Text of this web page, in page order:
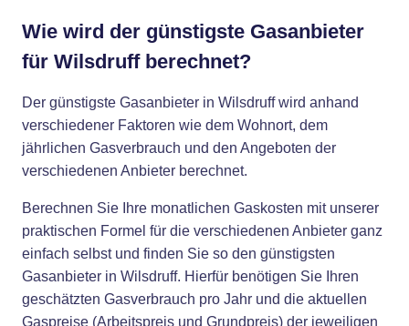
Wie wird der günstigste Gasanbieter
für Wilsdruff berechnet?
Der günstigste Gasanbieter in Wilsdruff wird anhand
verschiedener Faktoren wie dem Wohnort, dem
jährlichen Gasverbrauch und den Angeboten der
verschiedenen Anbieter berechnet.
Berechnen Sie Ihre monatlichen Gaskosten mit unserer
praktischen Formel für die verschiedenen Anbieter ganz
einfach selbst und finden Sie so den günstigsten
Gasanbieter in Wilsdruff. Hierfür benötigen Sie Ihren
geschätzten Gasverbrauch pro Jahr und die aktuellen
Gaspreise (Arbeitspreis und Grundpreis) der jeweiligen